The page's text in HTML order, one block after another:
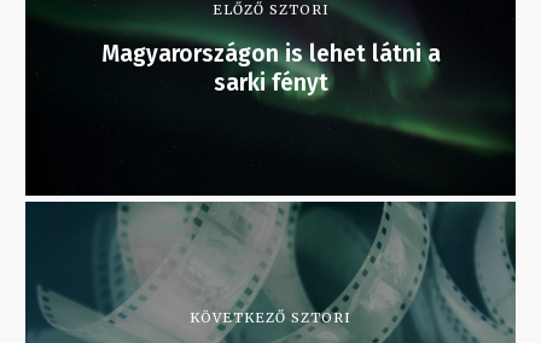
ELŐZŐ SZTORI
Magyarországon is lehet látni a
sarki fényt
KÖVETKEZŐ SZTORI